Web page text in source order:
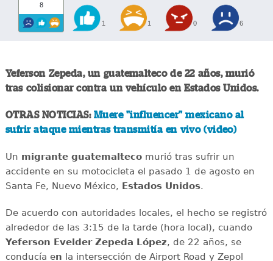
8
1 1 0 6
Yeferson Zepeda, un guatemalteco de 22 años, murió
tras colisionar contra un vehículo en Estados Unidos.
OTRAS NOTICIAS: Muere "influencer" mexicano al
sufrir ataque mientras transmitía en vivo (video)
Un migrante guatemaltecomurió tras sufrir un
accidente en su motocicleta el pasado 1 de agosto en
Santa Fe, Nuevo México, Estados Unidos.
De acuerdo con autoridades locales, el hecho se registró
alrededor de las 3:15 de la tarde (hora local), cuando
Yeferson Evelder Zepeda López, de 22 años, se
conducía en la intersección de Airport Road y Zepol